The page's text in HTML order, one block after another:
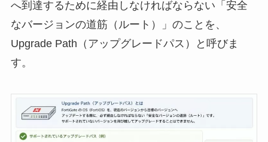
へ到達するために経由しなければならない「安全
なバージョンの道筋（ルート）」のことを、
Upgrade Path（アップグレードパス）と呼びま
す。